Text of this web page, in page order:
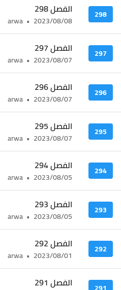
298 الفصل 298
2023/08/08
•
arwa
297 الفصل 297
2023/08/07
•
arwa
296 الفصل 296
2023/08/07
•
arwa
295 الفصل 295
2023/08/07
•
arwa
294 الفصل 294
2023/08/05
•
arwa
293 الفصل 293
2023/08/05
•
arwa
292 الفصل 292
2023/08/01
•
arwa
الفصل 291